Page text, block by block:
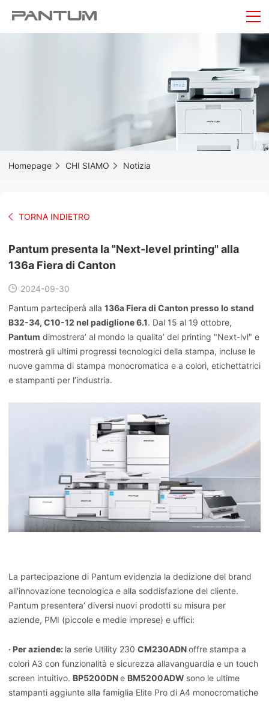
Homepage CHI SIAMO Notizia
TORNA INDIETRO
Pantum presenta la "Next-level printing" alla
136a Fiera di Canton
2024-09-30
Pantum parteciperà alla 136a Fiera di Canton presso lo stand
B32-34, C10-12 nel padiglione 6.1. Dal 15 al 19 ottobre,
Pantum dimostrera’ al mondo la qualita’ del printing "Next-lvl" e
mostrerà gli ultimi progressi tecnologici della stampa, incluse le
nuove gamma di stampa monocromatica e a colori, etichettatrici
e stampanti per l’industria.
La partecipazione di Pantum evidenzia la dedizione del brand
all'innovazione tecnologica e alla soddisfazione del cliente.
Pantum presentera’ diversi nuovi prodotti su misura per
aziende, PMI (piccole e medie imprese) e uffici:
· Per aziende: la serie Utility 230 CM230ADNoffre stampa a
colori A3 con funzionalità e sicurezza allavanguardia e un touch
screen intuitivo. BP5200DNe BM5200ADW sono le ultime
stampanti aggiunte alla famiglia Elite Pro di A4 monocromatiche